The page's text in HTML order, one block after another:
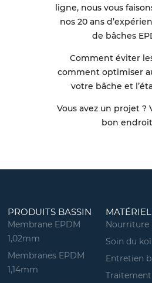
ligne, nous vous
nos 20 ans
de bâches
Comment éviter
comment optimiser
votre bâche et
Vous avez un projet ?
bon
PRODUITS BASSIN
Membrane EPDM
1,02mm
Membranes EPDM
1,14mm
Nourriture
Soin du koï
Entretien